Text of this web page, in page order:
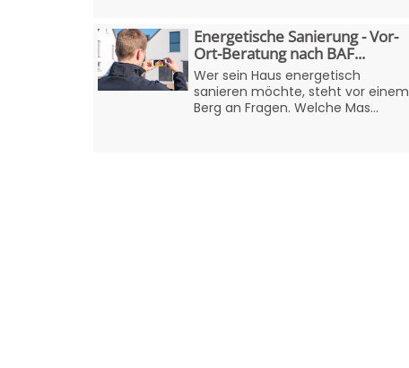
Energetische Sanierung - Vor-
Ort-Beratung nach BAF...
Wer sein Haus energetisch
sanieren möchte, steht vor einem
Berg an Fragen. Welche Mas...